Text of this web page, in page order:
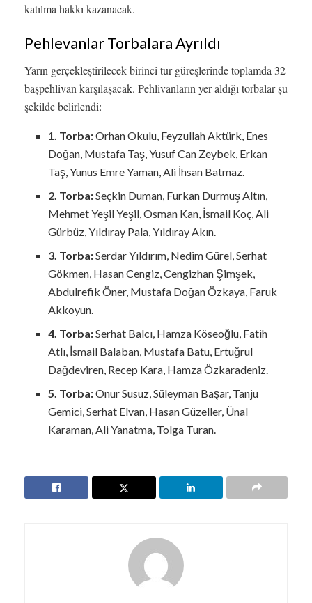
katılma hakkı kazanacak.
Pehlevanlar Torbalara Ayrıldı
Yarın gerçekleştirilecek birinci tur güreşlerinde toplamda 32
başpehlivan karşılaşacak. Pehlivanların yer aldığı torbalar şu
şekilde belirlendi:
1. Torba:Orhan Okulu, Feyzullah Aktürk, Enes
Doğan, Mustafa Taş, Yusuf Can Zeybek, Erkan
Taş, Yunus Emre Yaman, Ali İhsan Batmaz.
2. Torba:Seçkin Duman, Furkan Durmuş Altın,
Mehmet Yeşil Yeşil, Osman Kan, İsmail Koç, Ali
Gürbüz, Yıldıray Pala, Yıldıray Akın.
3. Torba:Serdar Yıldırım, Nedim Gürel, Serhat
Gökmen, Hasan Cengiz, Cengizhan Şimşek,
Abdulrefik Öner, Mustafa Doğan Özkaya, Faruk
Akkoyun.
4. Torba:Serhat Balcı, Hamza Köseoğlu, Fatih
Atlı, İsmail Balaban, Mustafa Batu, Ertuğrul
Dağdeviren, Recep Kara, Hamza Özkaradeniz.
5. Torba:Onur Susuz, Süleyman Başar, Tanju
Gemici, Serhat Elvan, Hasan Güzeller, Ünal
Karaman, Ali Yanatma, Tolga Turan.